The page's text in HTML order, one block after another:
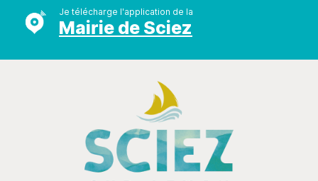
Je télécharge l'application de la
Mairie de Sciez